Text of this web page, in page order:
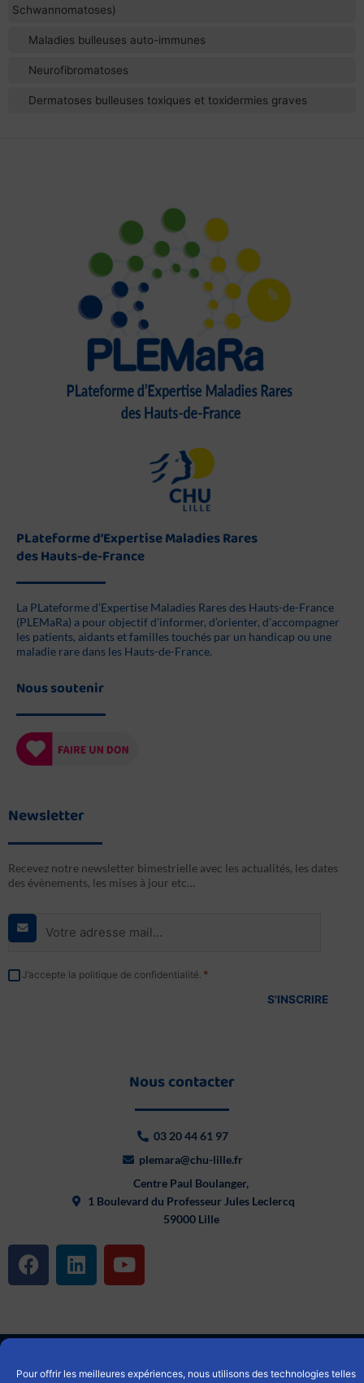
Pour offrir les meilleures expériences, nous utilisons des technologies telles
Schwannomatoses)
Maladies bulleuses auto-immunes
Neurofibromatoses
Dermatoses bulleuses toxiques et toxidermies graves
PLateforme d’Expertise Maladies Rares
des Hauts-de-France
La PLateforme d’Expertise Maladies Rares des Hauts-de-France
(PLEMaRa) a pour objectif d’informer, d’orienter, d’accompagner
les patients, aidants et familles touchés par un handicap ou une
maladie rare dans les Hauts-de-France.
Nous soutenir
Newsletter
Recevez notre newsletter bimestrielle avec les actualités, les dates
des évènements, les mises à jour etc…
E-
mail
RGPD
J’accepte la politique de confidentialité. *
Nous contacter
03 20 44 61 97
plemara@chu-lille.fr
Centre Paul Boulanger,
1 Boulevard du Professeur Jules Leclercq
59000 Lille
F
a
b
o
L
i
e
i
Y
o
u
e
Mentions légales|Cookies|Politique de confidentialités